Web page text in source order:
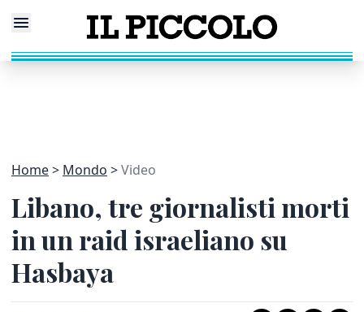
Home Mondo Video
Libano, tre giornalisti morti
in un raid israeliano su
Hasbaya